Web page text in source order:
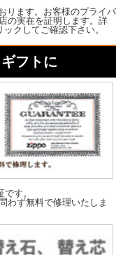
ります。お客様のプライバ
の実在を証明します。詳
クしてご確認下さい。
フトに
す。
わず無料で修理いたしま